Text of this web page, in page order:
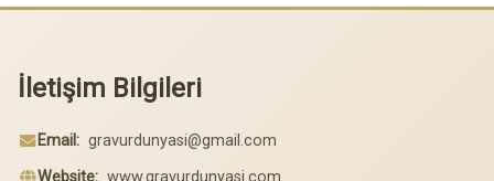
İletişim Bilgileri
Email: gravurdunyasi@gmail.com